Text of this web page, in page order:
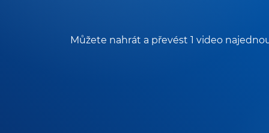
Můžete nahrát a převést 1 video